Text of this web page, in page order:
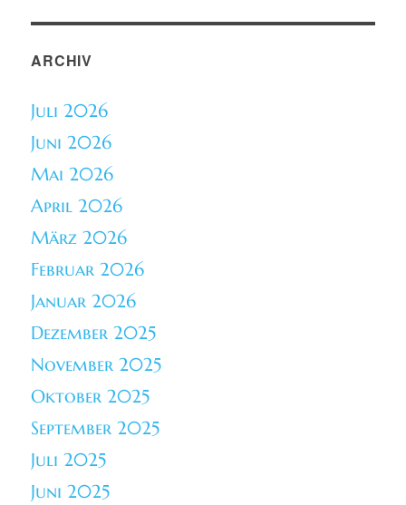
ARCHIV
Juli 2026
Juni 2026
Mai 2026
April 2026
März 2026
Februar 2026
Januar 2026
Dezember 2025
November 2025
Oktober 2025
September 2025
Juli 2025
Juni 2025